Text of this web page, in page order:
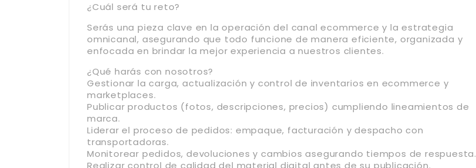
¿Cuál será tu reto?
Serás una pieza clave en la operación del canal ecommerce y la estrategia
omnicanal, asegurando que todo funcione de manera eficiente, organizada y
enfocada en brindar la mejor experiencia a nuestros clientes.
¿Qué harás con nosotros?
Gestionar la carga, actualización y control de inventarios en ecommerce y
marketplaces.
Publicar productos (fotos, descripciones, precios) cumpliendo lineamientos de
marca.
Liderar el proceso de pedidos: empaque, facturación y despacho con
transportadoras.
Monitorear pedidos, devoluciones y cambios asegurando tiempos de respuesta.
Realizar control de calidad del material digital antes de su publicación.